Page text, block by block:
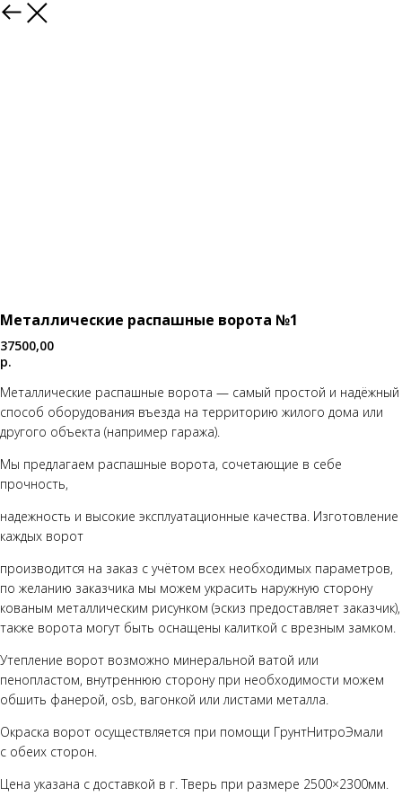
Каталог
Металлические распашные ворота №1
37500,00
р.
Металлические распашные ворота — самый простой и надёжный
способ оборудования въезда на территорию жилого дома или
другого объекта (например гаража).
Мы предлагаем распашные ворота, сочетающие в себе
прочность,
надежность и высокие эксплуатационные качества. Изготовление
каждых ворот
производится на заказ с учётом всех необходимых параметров,
по желанию заказчика мы можем украсить наружную сторону
кованым металлическим рисунком (эскиз предоставляет заказчик),
также ворота могут быть оснащены калиткой с врезным замком.
Утепление ворот возможно минеральной ватой или
пенопластом, внутреннюю сторону при необходимости можем
обшить фанерой, osb, вагонкой или листами металла.
Окраска ворот осуществляется при помощи ГрунтНитроЭмали
с обеих сторон.
Цена указана с доставкой в г. Тверь при размере 2500×2300мм.